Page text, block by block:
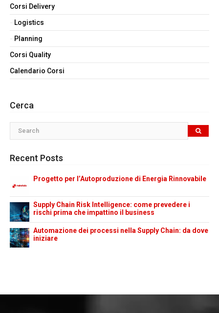
Corsi Delivery
Logistics
Planning
Corsi Quality
Calendario Corsi
Cerca
Recent Posts
Progetto per l’Autoproduzione di Energia Rinnovabile
Supply Chain Risk Intelligence: come prevedere i
rischi prima che impattino il business
Automazione dei processi nella Supply Chain: da dove
iniziare